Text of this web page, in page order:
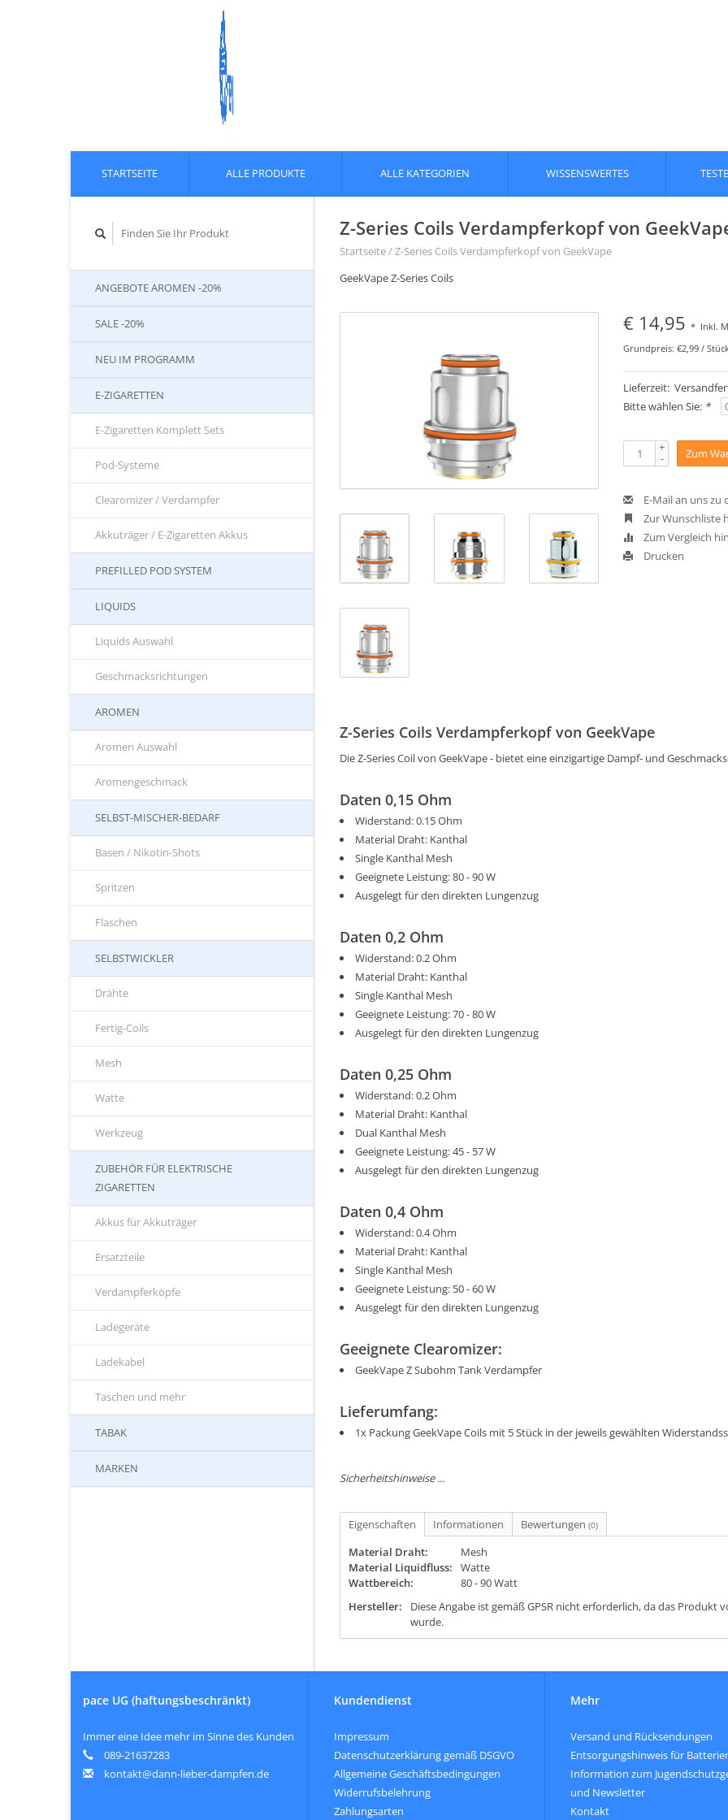
STARTSEITE ALLE PRODUKTE ALLE KATEGORIEN WISSENSWERTES
ANGEBOTE AROMEN -20%
SALE -20%
NEU IM PROGRAMM
E-ZIGARETTEN
E-Zigaretten Komplett Sets
Pod-Systeme
Clearomizer / Verdampfer
Akkuträger / E-Zigaretten Akkus
PREFILLED POD SYSTEM
LIQUIDS
Liquids Auswahl
Geschmacksrichtungen
AROMEN
Aromen Auswahl
Aromengeschmack
SELBST-MISCHER-BEDARF
Basen / Nikotin-Shots
Spritzen
Flaschen
SELBSTWICKLER
Drähte
Fertig-Coils
Mesh
Watte
Werkzeug
ZUBEHÖR FÜR ELEKTRISCHE
ZIGARETTEN
Akkus für Akkuträger
Ersatzteile
Verdampferköpfe
Ladegeräte
Ladekabel
Taschen und mehr
TABAK
MARKEN
Z-Series Coils Verdampferkopf von
Startseite/Z-Series Coils Verdampferkopf von GeekVape
GeekVape Z-Series Coils
€ 14,95* Inkl.
Grundpreis: €2,99 /
Lieferzeit:
Bitte wählen Sie: *
+
- Zum
E-Mail an uns zu
Zur Wunschliste
Zum Vergleich
Drucken
Z-Series Coils Verdampferkopf von GeekVape
Die Z-Series Coil von GeekVape - bietet eine einzigartige Dampf- und
Daten 0,15 Ohm
Widerstand: 0.15 Ohm
Material Draht: Kanthal
Single Kanthal Mesh
Geeignete Leistung: 80 - 90 W
Ausgelegt für den direkten Lungenzug
Daten 0,2 Ohm
Widerstand: 0.2 Ohm
Material Draht: Kanthal
Single Kanthal Mesh
Geeignete Leistung: 70 - 80 W
Ausgelegt für den direkten Lungenzug
Daten 0,25 Ohm
Widerstand: 0.2 Ohm
Material Draht: Kanthal
Dual Kanthal Mesh
Geeignete Leistung: 45 - 57 W
Ausgelegt für den direkten Lungenzug
Daten 0,4 Ohm
Widerstand: 0.4 Ohm
Material Draht: Kanthal
Single Kanthal Mesh
Geeignete Leistung: 50 - 60 W
Ausgelegt für den direkten Lungenzug
Geeignete Clearomizer:
GeekVape Z Subohm Tank Verdampfer
Lieferumfang:
1x Packung GeekVape Coils mit 5 Stück in der jeweils gewählten
Sicherheitshinweise ...
Eigenschaften Informationen Bewertungen (0)
Material Draht:
Mesh
Material Liquidfluss:
Watte
Wattbereich:
80 - 90 Watt
Hersteller:
Diese Angabe ist gemäß GPSR nicht erforderlich, da das Produkt
wurde.
pace UG (haftungsbeschränkt)
Immer eine Idee mehr im Sinne des Kunden
089-21637283
kontakt@dann-lieber-dampfen.de
Kundendienst
Impressum
Datenschutzerklärung gemäß DSGVO
Allgemeine Geschäftsbedingungen
Widerrufsbelehrung
Zahlungsarten
Mehr
Versand und Rücksendungen
Entsorgungshinweis für
Information zum
und Newsletter
Kontakt